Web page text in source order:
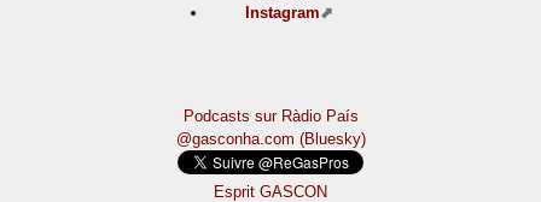
Instagram
Podcasts sur Ràdio País
@gasconha.com (Bluesky)
Esprit GASCON